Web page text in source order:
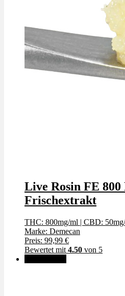
Live Rosin FE 800
Frischextrakt
THC: 800mg/ml | CBD:
Marke: Demecan
Preis: 99,99 €
Bewertet mit 4.50 von 5